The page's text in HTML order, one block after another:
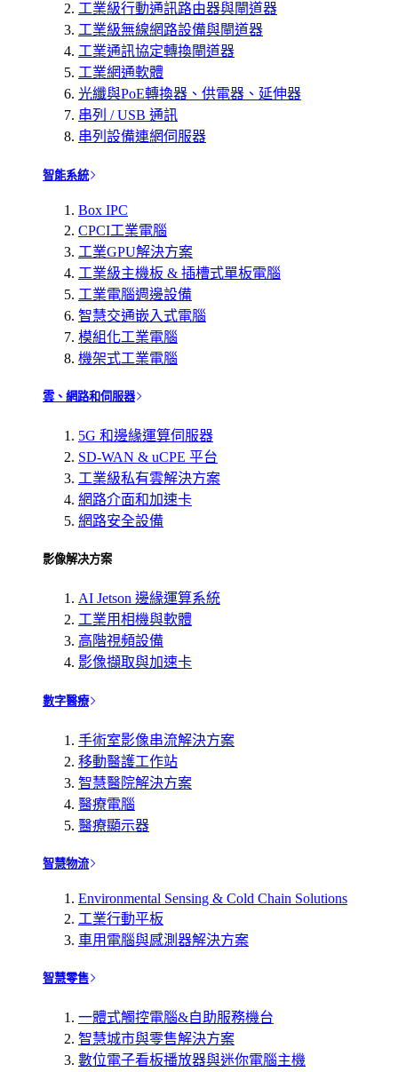
工業級行動通訊路由器與閘道器
工業級無線網路設備與閘道器
工業通訊協定轉換閘道器
工業網通軟體
光纖與PoE轉換器、供電器、延伸器
串列 / USB 通訊
串列設備連網伺服器
智能系統
Box IPC
CPCI工業電腦
工業GPU解決方案
工業級主機板 & 插槽式單板電腦
工業電腦週邊設備
智慧交通嵌入式電腦
模組化工業電腦
機架式工業電腦
雲、網路和伺服器
5G 和邊緣運算伺服器
SD-WAN & uCPE 平台
工業級私有雲解決方案
網路介面和加速卡
網路安全設備
影像解决方案
AI Jetson 邊緣運算系統
工業用相機與軟體
高階視頻設備
影像擷取與加速卡
數字醫療
手術室影像串流解決方案
移動醫護工作站
智慧醫院解決方案
醫療電腦
醫療顯示器
智慧物流
Environmental Sensing & Cold Chain Solutions
工業行動平板
車用電腦與感測器解決方案
智慧零售
一體式觸控電腦&自助服務機台
智慧城市與零售解決方案
數位電子看板播放器與迷你電腦主機